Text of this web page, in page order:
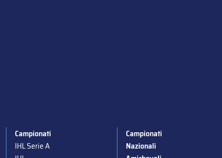
Campionati
IHL Serie A
Campionati
Nazionali